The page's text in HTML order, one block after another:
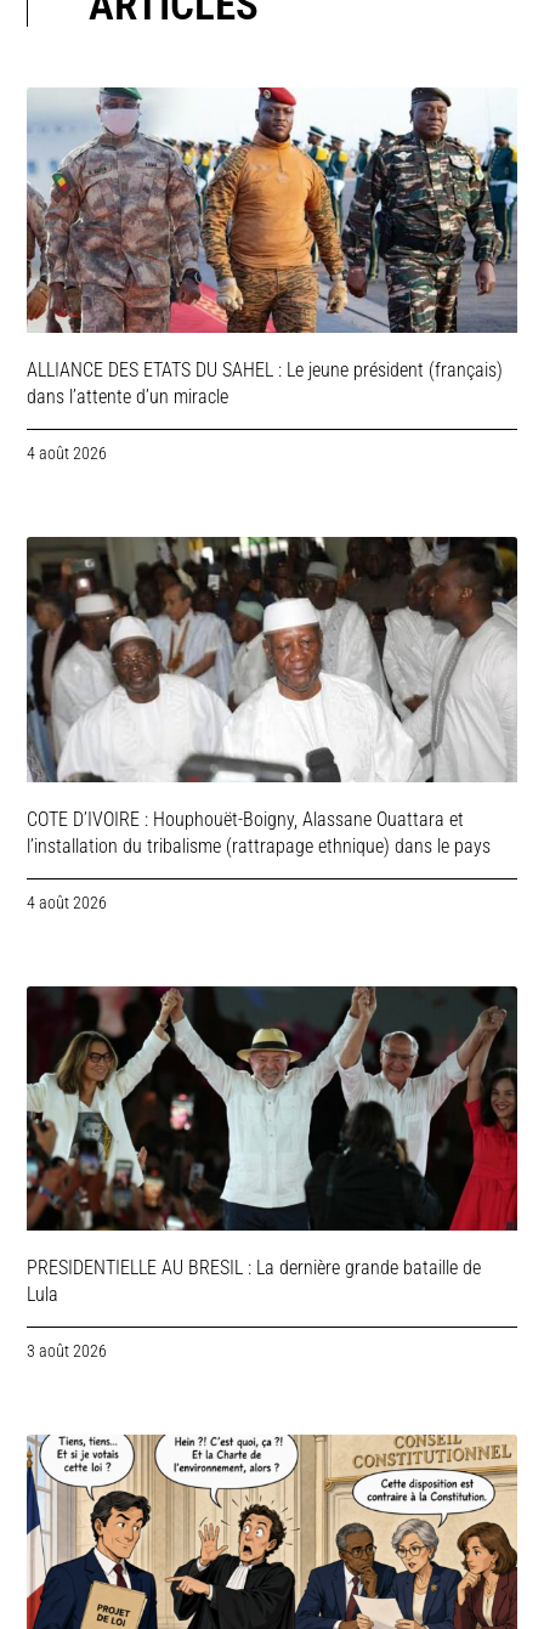
ALLIANCE DES ETATS DU SAHEL : Le jeune président (français)
dans l’attente d’un miracle
4 août 2026
COTE D’IVOIRE : Houphouët-Boigny, Alassane Ouattara et
l’installation du tribalisme (rattrapage ethnique) dans le pays
4 août 2026
PRESIDENTIELLE AU BRESIL : La dernière grande bataille de
Lula
3 août 2026